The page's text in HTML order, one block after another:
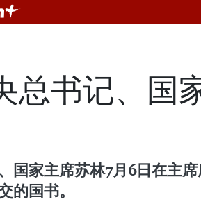
总书记、国
国家主席苏林7月6日在主
的国书。